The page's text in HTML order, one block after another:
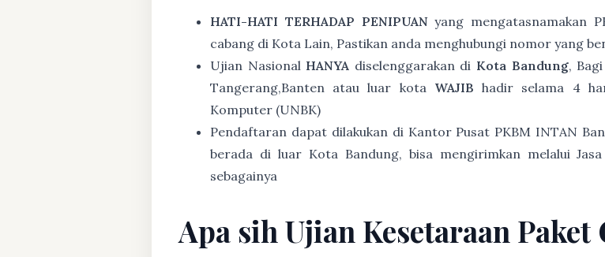
HATI-HATI TERHADAP PENIPUANyang mengatasnamakan
cabang di Kota Lain, Pastikan anda menghubungi nomor yang
Ujian Nasional HANYA diselenggarakan di Kota Bandung,
Tangerang,Banten atau luar kota WAJIB hadir selama 4
Komputer (UNBK)
Pendaftaran dapat dilakukan di Kantor Pusat PKBM INTAN
berada di luar Kota Bandung, bisa mengirimkan melalui
sebagainya
Apa sih Ujian Kesetaraan Paket